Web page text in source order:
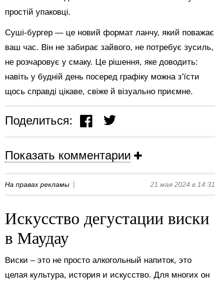
простій упаковці.
Суші-бургер — це новий формат ланчу, який поважає
ваш час. Він не забирає зайвого, не потребує зусиль,
не розчаровує у смаку. Це рішення, яке доводить:
навіть у будній день посеред графіку можна з’їсти
щось справді цікаве, свіже й візуально приємне.
Поделиться:
Показать комментарии
На правах рекламы 21 мая 2024 в 14:31
Искусство дегустации виски
в Маудау
Виски – это не просто алкогольный напиток, это
целая культура, история и искусство. Для многих он